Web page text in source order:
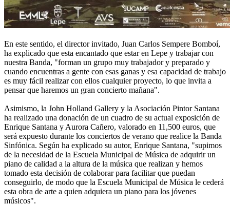
En este sentido, el director invitado, Juan Carlos Sempere Bomboí,
ha explicado que esta encantado que estar en Lepe y trabajar con
nuestra Banda, "forman un grupo muy trabajador y preparado y
cuando encuentras a gente con esas ganas y esa capacidad de trabajo
es muy fácil realizar con ellos cualquier proyecto, lo que invita a
pensar que haremos un gran concierto mañana".
Asimismo, la John Holland Gallery y la Asociación Pintor Santana
ha realizado una donación de un cuadro de su actual exposición de
Enrique Santana y Aurora Cañero, valorado en 11,500 euros, que
será expuesto durante los conciertos de verano que realice la Banda
Sinfónica. Según ha explicado su autor, Enrique Santana, "supimos
de la necesidad de la Escuela Municipal de Música de adquirir un
piano de calidad a la altura de la música que realizan y hemos
tomado esta decisión de colaborar para facilitar que puedan
conseguirlo, de modo que la Escuela Municipal de Música le cederá
esta obra de arte a quien adquiera un piano para los jóvenes
músicos".